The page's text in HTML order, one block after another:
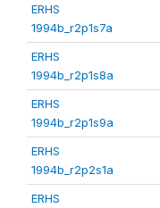
ERHS
1994b_r2p1s7a
ERHS
1994b_r2p1s8a
ERHS
1994b_r2p1s9a
ERHS
1994b_r2p2s1a
ERHS